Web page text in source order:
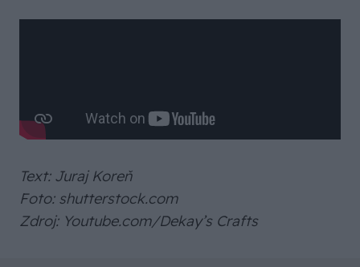
Text: Juraj Koreň
Foto: shutterstock.com
Zdroj: Youtube.com/Dekay’s Crafts